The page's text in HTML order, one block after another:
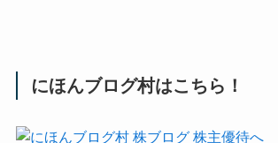
にほんブログ村はこちら！